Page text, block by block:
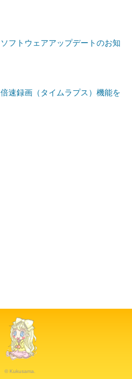
ソフトウェアアップデートのお知
倍速録画（タイムラプス）機能を
© Kukusama.